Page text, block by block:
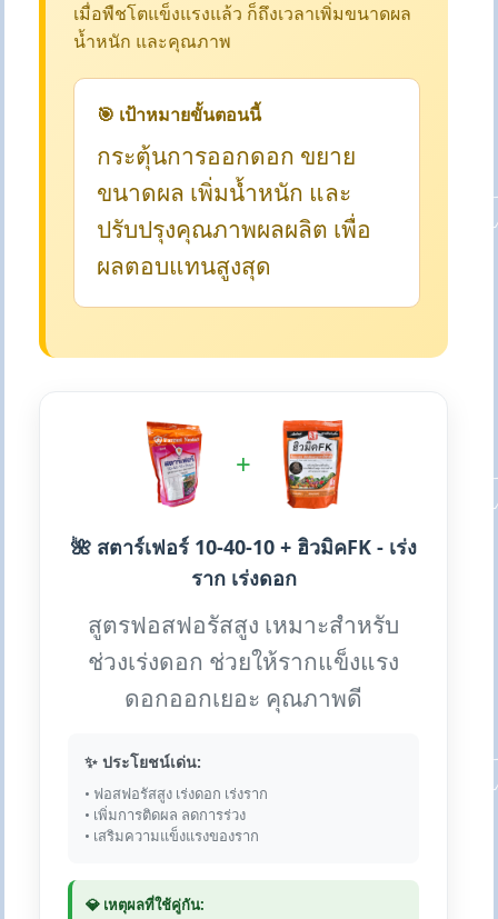
เมื่อพืชโตแข็งแรงแล้ว ก็ถึงเวลาเพิ่มขนาดผล
น้ำหนัก และคุณภาพ
🎯 เป้าหมายขั้นตอนนี้
กระตุ้นการออกดอก ขยาย
ขนาดผล เพิ่มน้ำหนัก และ
ปรับปรุงคุณภาพผลผลิต เพื่อ
ผลตอบแทนสูงสุด
+
🌺 สตาร์เฟอร์ 10-40-10 + ฮิวมิคFK - เร่ง
ราก เร่งดอก
สูตรฟอสฟอรัสสูง เหมาะสำหรับ
ช่วงเร่งดอก ช่วยให้รากแข็งแรง
ดอกออกเยอะ คุณภาพดี
✨ ประโยชน์เด่น:
• ฟอสฟอรัสสูง เร่งดอก เร่งราก
• เพิ่มการติดผล ลดการร่วง
• เสริมความแข็งแรงของราก
💎 เหตุผลที่ใช้คู่กัน: